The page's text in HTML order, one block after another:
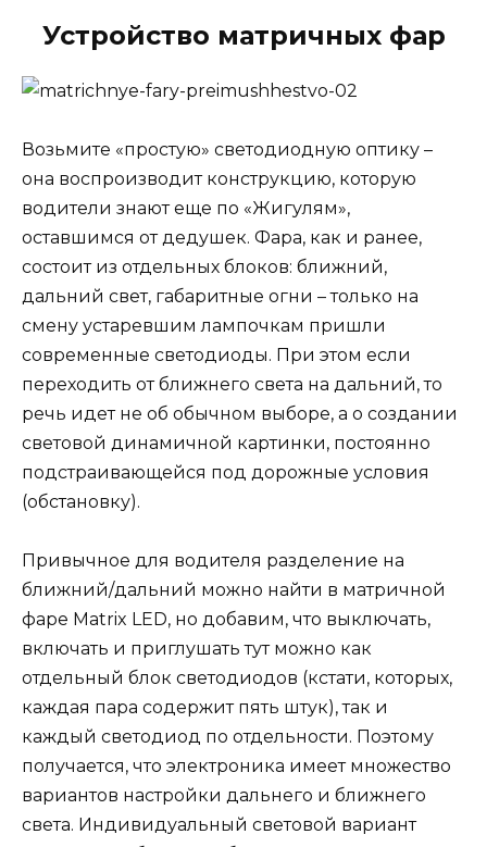
Устройство матричных фар
Возьмите «простую» светодиодную оптику –
она воспроизводит конструкцию, которую
водители знают еще по «Жигулям»,
оставшимся от дедушек. Фара, как и ранее,
состоит из отдельных блоков: ближний,
дальний свет, габаритные огни – только на
смену устаревшим лампочкам пришли
современные светодиоды. При этом если
переходить от ближнего света на дальний, то
речь идет не об обычном выборе, а о создании
световой динамичной картинки, постоянно
подстраивающейся под дорожные условия
(обстановку).
Привычное для водителя разделение на
ближний/дальний можно найти в матричной
фаре Matrix LED, но добавим, что выключать,
включать и приглушать тут можно как
отдельный блок светодиодов (кстати, которых,
каждая пара содержит пять штук), так и
каждый светодиод по отдельности. Поэтому
получается, что электроника имеет множество
вариантов настройки дальнего и ближнего
света. Индивидуальный световой вариант